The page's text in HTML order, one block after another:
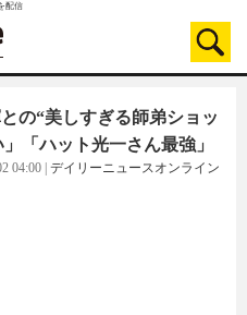
配信
の“美しすぎる師弟ショッ
「ハット光一さん最強」
04:00 デイリーニュースオンライン